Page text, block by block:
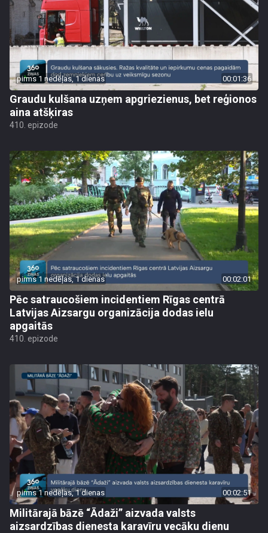
pirms 1 nedēļas, 1 dienas 00:01:36
Graudu kulšana uzņem apgriezienus, bet reģionos
aina atšķiras
410. epizode
pirms 1 nedēļas, 1 dienas 00:02:01
Pēc satraucošiem incidentiem Rīgas centrā
Latvijas Aizsargu organizācija dodas ielu
apgaitās
410. epizode
pirms 1 nedēļas, 1 dienas 00:02:51
Militārajā bāzē “Ādaži” aizvada valsts
aizsardzības dienesta karavīru vecāku dienu